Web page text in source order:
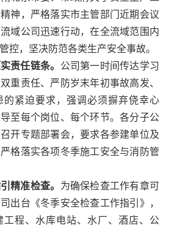
神，严格落实市主管部门近期会议
域公司迅速行动，在全流域范围内
控，坚决防范各类生产安全事故。
责任链条。 公司第一时间传达学习
重责任、严防岁末年初事故高发、
的紧迫要求，强调必须摒弃侥幸心
至每个岗位、每个环节。各分子公
开专题部署会，要求各参建单位及
格落实各项冬季施工安全与消防管
精准检查。 为确保检查工作有章可
出台《冬季安全检查工作指引》，
工程、水库电站、水厂、酒店、公